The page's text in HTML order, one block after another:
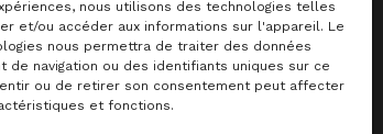
nous utilisons des technologies telles
et/ou accéder aux informations sur l'appareil. Le
nous permettra de traiter des données
navigation ou des identifiants uniques sur ce
ou de retirer son consentement peut affecter
et fonctions.